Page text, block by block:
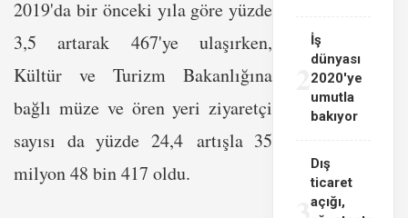
2019'da bir önceki yıla göre yüzde
3,5 artarak 467'ye ulaşırken,
Kültür ve Turizm Bakanlığına
bağlı müze ve ören yeri ziyaretçi
sayısı da yüzde 24,4 artışla 35
milyon 48 bin 417 oldu.
İş
dünyası
2020'ye
umutla
bakıyor
Dış
ticaret
açığı,